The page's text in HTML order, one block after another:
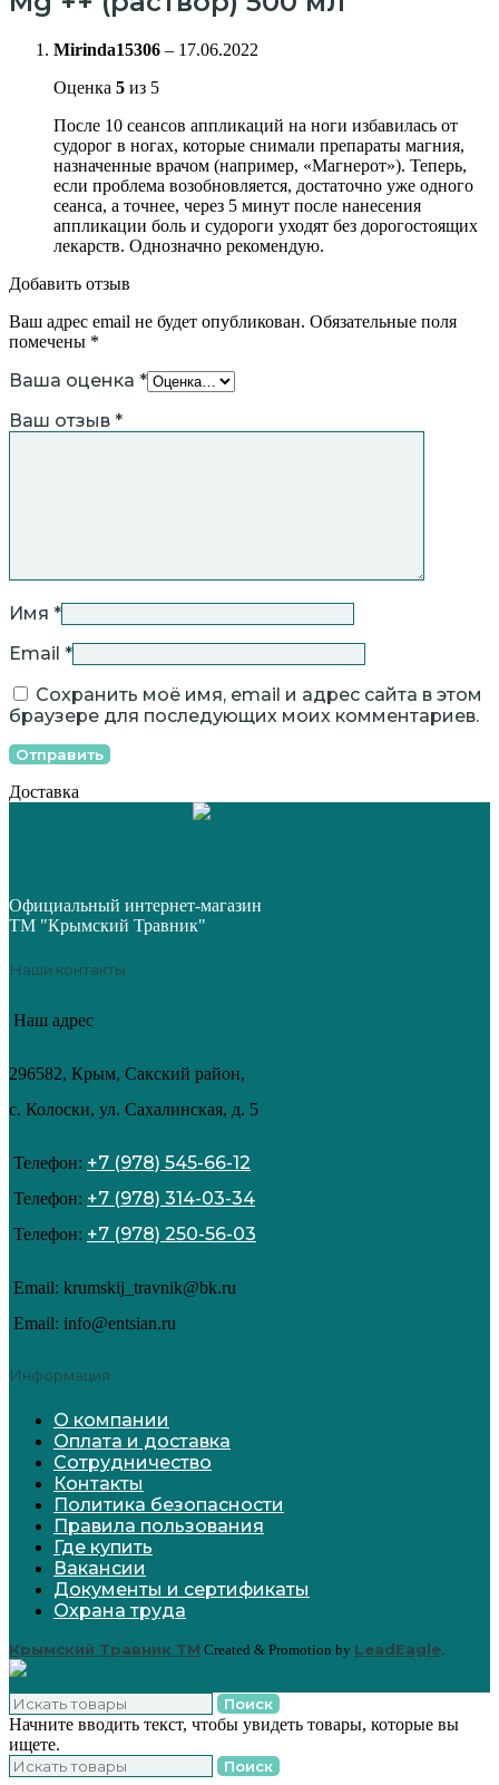
Mirinda15306 – 17.06.2022
Оценка 5 из 5
После 10 сеансов аппликаций на ноги избавилась от
судорог в ногах, которые снимали препараты магния,
назначенные врачом (например, «Магнерот»). Теперь,
если проблема возобновляется, достаточно уже одного
сеанса, а точнее, через 5 минут после нанесения
аппликации боль и судороги уходят без дорогостоящих
лекарств. Однозначно рекомендую.
Добавить отзыв
Ваш адрес email не будет опубликован. Обязательные поля
помечены *
Ваша оценка *
Ваш отзыв *
Имя *
Email *
Сохранить моё имя, email и адрес сайта в этом
браузере для последующих моих комментариев.
Доставка
Официальный интернет-магазин
ТМ "Крымский Травник"
Наши контакты
Наш адрес
296582, Крым, Сакский район,
с. Колоски, ул. Сахалинская, д. 5
Телефон: +7 (978) 545-66-12
Телефон: +7 (978) 314-03-34
Телефон: +7 (978) 250-56-03
Email: krumskij_travnik@bk.ru
Email: info@entsian.ru
Информация
О компании
Оплата и доставка
Сотрудничество
Контакты
Политика безопасности
Правила пользования
Где купить
Вакансии
Документы и сертификаты
Охрана труда
Крымский Травник ТМ Created & Promotion by LeadEagle
Поиск
Начните вводить текст, чтобы увидеть товары, которые вы
ищете.
Поиск